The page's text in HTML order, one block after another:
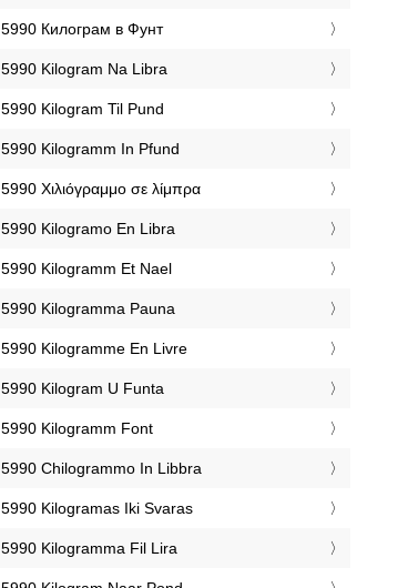
‎5990 Килограм в Фунт
‎5990 Kilogram Na Libra
‎5990 Kilogram Til Pund
‎5990 Kilogramm In Pfund
‎5990 Χιλιόγραμμο σε λίμπρα
‎5990 Kilogramo En Libra
‎5990 Kilogramm Et Nael
‎5990 Kilogramma Pauna
‎5990 Kilogramme En Livre
‎5990 Kilogram U Funta
‎5990 Kilogramm Font
‎5990 Chilogrammo In Libbra
‎5990 Kilogramas Iki Svaras
‎5990 Kilogramma Fil Lira